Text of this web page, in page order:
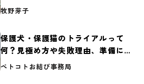
介
牧野芽子
保護犬・保護猫のトライアルって
何？見極め方や失敗理由、準備に必
要なものを紹介
ペトコトお結び事務局